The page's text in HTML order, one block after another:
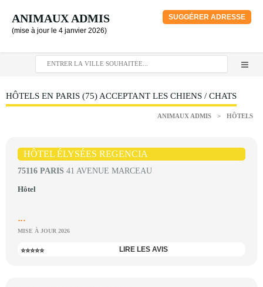
ANIMAUX ADMIS
(mise à jour le 4 janvier 2026)
SUGGÉRER ADRESSE
HÔTELS EN PARIS (75) ACCEPTANT LES CHIENS / CHATS
ANIMAUX ADMIS > HÔTELS
HÔTEL ÉLYSÉES REGENCIA
75116 PARIS 41 AVENUE MARCEAU
Hôtel
...
MISE À JOUR 2026
⭐⭐⭐⭐⭐ LIRE LES AVIS